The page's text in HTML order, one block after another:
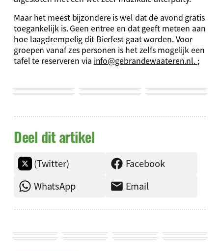
Maar het meest bijzondere is wel dat de avond gratis
toegankelijk is. Geen entree en dat geeft meteen aan
hoe laagdrempelig dit Bierfest gaat worden. Voor
groepen vanaf zes personen is het zelfs mogelijk een
tafel te reserveren via info@gebrandewaateren.nl. ;
Deel dit artikel
(Twitter)
Facebook
WhatsApp
Email